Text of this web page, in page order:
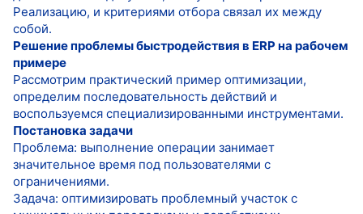
Реализацию, и критериями отбора связал их между
собой.
Решение проблемы быстродействия в ERP на рабочем
примере
Рассмотрим практический пример оптимизации,
определим последовательность действий и
воспользуемся специализированными инструментами.
Постановка задачи
Проблема: выполнение операции занимает
значительное время под пользователями с
ограничениями.
Задача: оптимизировать проблемный участок с